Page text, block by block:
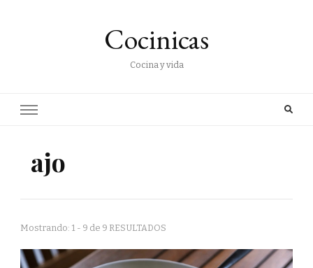
Cocinicas
Cocina y vida
ajo
Mostrando: 1 - 9 de 9 RESULTADOS